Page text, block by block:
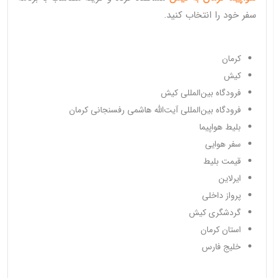
سفر خود را انتخاب کنید.
کرمان
کیش
فرودگاه بین‌المللی کیش
فرودگاه بین‌المللی آیت‌الله هاشمی رفسنجانی کرمان
بلیط هواپیما
سفر هوایی
قیمت بلیط
ایرلاین
پرواز داخلی
گردشگری کیش
استان کرمان
خلیج فارس